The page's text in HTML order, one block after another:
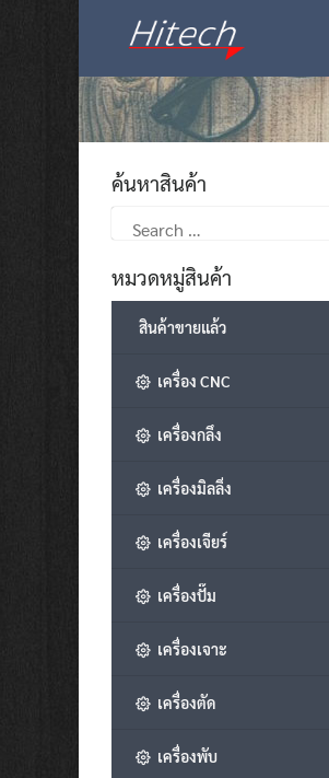
ค้นหาสินค้า
for:
หมวดหมู่สินค้า
สินค้าขายแล้ว
เครื่อง CNC
เครื่องกลึง
เครื่องมิลลิ่ง
เครื่องเจียร์
เครื่องปั๊ม
เครื่องเจาะ
เครื่องตัด
เครื่องพับ